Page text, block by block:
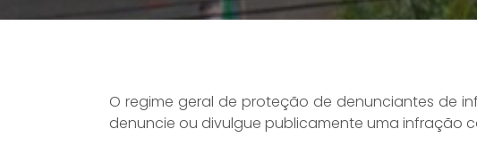
O regime geral de proteção de denunciantes de
denuncie ou divulgue publicamente uma infração